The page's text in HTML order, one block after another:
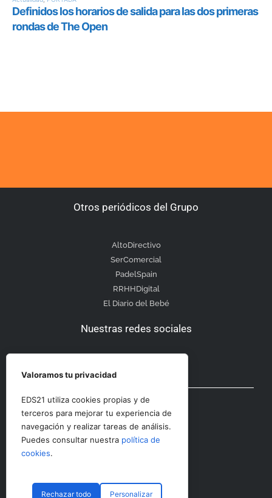
Otros periódicos del Grupo
AltoDirectivo
SerComercial
PadelSpain
RRHHDigital
El Diario del Bebé
Nuestras redes sociales
Otras secciones
Contacto
Valoramos tu privacidad
EDS21 utiliza cookies propias y de
terceros para mejorar tu experiencia de
navegación y realizar tareas de análisis.
Puedes consultar nuestra política de
cookies.
Rechazar todo Personalizar